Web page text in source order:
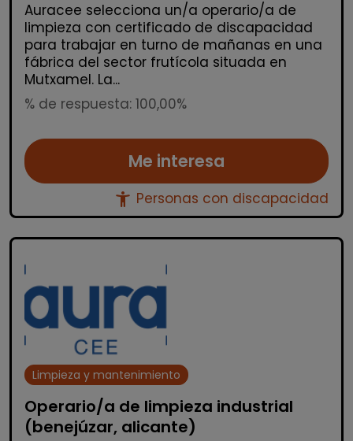
Auracee selecciona un/a operario/a de
limpieza con certificado de discapacidad
para trabajar en turno de mañanas en una
fábrica del sector frutícola situada en
Mutxamel. La...
% de respuesta: 100,00%
Me interesa
accessibility_new Personas con discapacidad
Limpieza y mantenimiento
Operario/a de limpieza industrial
(benejúzar, alicante)